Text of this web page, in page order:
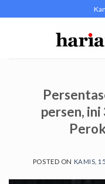
to
persen,
POSTED ON KAMIS,